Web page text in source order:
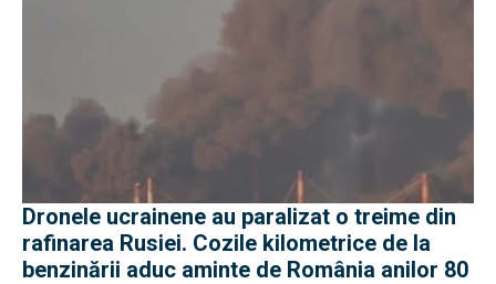
Dronele ucrainene au paralizat o treime din
rafinarea Rusiei. Cozile kilometrice de la
benzinării aduc aminte de România anilor 80